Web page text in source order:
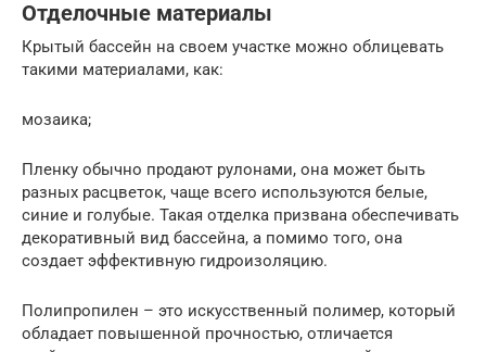
Отделочные материалы
Крытый бассейн на своем участке можно облицевать
такими материалами, как:
мозаика;
Пленку обычно продают рулонами, она может быть
разных расцветок, чаще всего используются белые,
синие и голубые. Такая отделка призвана обеспечивать
декоративный вид бассейна, а помимо того, она
создает эффективную гидроизоляцию.
Полипропилен – это искусственный полимер, который
обладает повышенной прочностью, отличается